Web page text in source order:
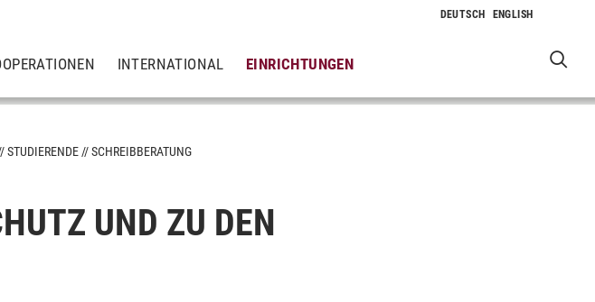
INTERNATIONAL EINRICHTUNGEN
STUDIERENDE
SCHREIBBERATUNG
UND ZU DEN